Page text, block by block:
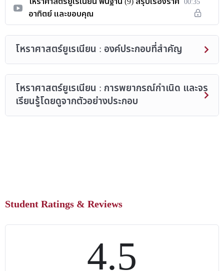
อาทิตย์ และขอบคุณ
โหราศาสตร์ยูเรเนียน : องค์ประกอบที่สำคัญ
โหราศาสตร์ยูเรเนียน : การพยากรณ์กำเนิด และจร
เรียนรู้โดยดูจากตัวอย่างประกอบ
Student Ratings & Reviews
4.5